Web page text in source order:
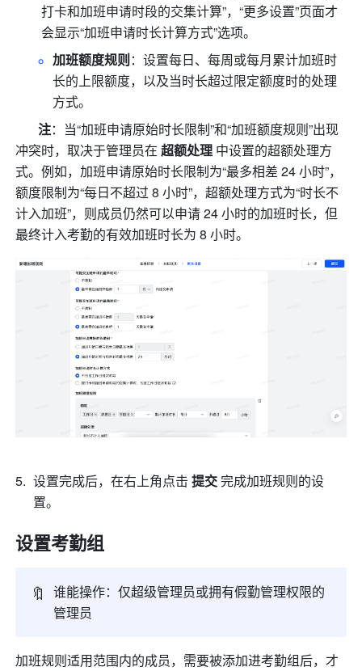
打卡和加班申请时段的交集计算”，“更多设置”页面才
会显示“加班申请时长计算方式”选项。
加班额度规则：设置每日、每周或每月累计加班时
长的上限额度，以及当时长超过限定额度时的处理
方式。
       注
：当“加班申请原始时长限制”和“加班额度规则”出现
冲突时，取决于管理员在 超额处理 中设置的超额处理方
式。例如，加班申请原始时长限制为“最多相差 24 小时”，
额度限制为“每日不超过 8 小时”，超额处理方式为“时长不
计入加班”，则成员仍然可以申请 24 小时的加班时长，但
最终计入考勤的有效加班时长为 8 小时。
设置完成后，在右上角点击 提交 完成加班规则的设
置。
设置考勤组
🔖
谁能操作：仅超级管理员或拥有假勤管理权限的
管理员
加班规则适用范围内的成员，需要被添加进考勤组后，才